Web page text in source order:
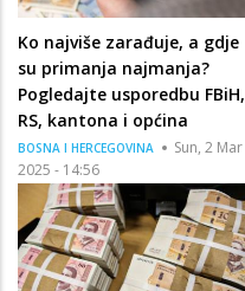
Ko najviše zarađuje, a gdje
su primanja najmanja?
Pogledajte usporedbu FBiH,
RS, kantona i općina
BOSNA I HERCEGOVINA
Sun, 2 Mar
2025 - 14:56